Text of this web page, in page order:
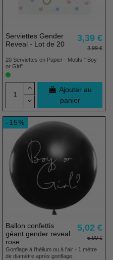
Serviettes Gender
Reveal - Lot de 20
3,39 €
3,99 €
20 Serviettes en Papier - Motifs " Boy
or Girl"
Ajouter au
panier
-15%
Ballon confettis
géant gender reveal
rose
5,02 €
5,90 €
Gonflage à l'hélium ou à l'air - 1 mètre
de diamètre après gonflage.